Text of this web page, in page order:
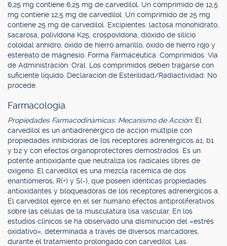
6,25 mg contiene 6,25 mg de carvedilol. Un comprimido de 12,5
mg contiene 12,5 mg de carvedilol. Un comprimido de 25 mg
contiene 25 mg de carvedilol. Excipientes: lactosa monohidrato,
sacarosa, polividona K25, crospovidona, dióxido de silicio
coloidal anhidro, óxido de hierro amarillo, óxido de hierro rojo y
estereato de magnesio. Forma Farmacéutica: Comprimidos. Vía
de Administración: Oral. Los comprimidos deben tragarse con
suficiente líquido. Declaración de Esterilidad/Radiactividad: No
procede.
Farmacología.
Propiedades Farmacodinámicas: Mecanismo de Acción: El
carvedilol es un antiadrenérgico de acción múltiple con
propiedades inhibidoras de los receptores adrenérgicos a1, b1
y b2 y con efectos organoprotectores demostrados. Es un
potente antioxidante que neutraliza los radicales libres de
oxígeno. El carvedilol es una mezcla racémica de dos
enantiómeros, R(+) y S(-), que poseen idénticas propiedades
antioxidantes y bloqueadoras de los receptores adrenérgicos a.
El carvedilol ejerce en el ser humano efectos antiproliferativos
sobre las células de la musculatura lisa vascular. En los
estudios clínicos se ha observado una disminución del «estrés
oxidativo», determinada a través de diversos marcadores,
durante el tratamiento prolongado con carvedilol. Las